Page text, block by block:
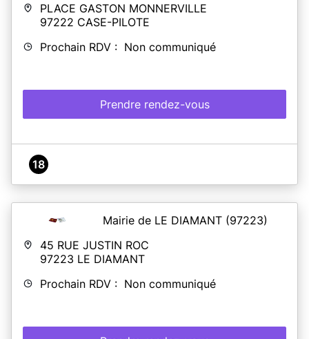
PLACE GASTON MONNERVILLE
97222 CASE-PILOTE
Prochain RDV : Non communiqué
Prendre rendez-vous
18
Mairie de LE DIAMANT (97223)
45 RUE JUSTIN ROC
97223 LE DIAMANT
Prochain RDV : Non communiqué